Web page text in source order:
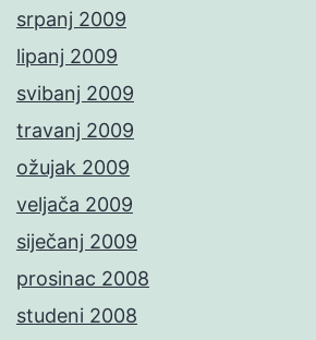
srpanj 2009
lipanj 2009
svibanj 2009
travanj 2009
ožujak 2009
veljača 2009
siječanj 2009
prosinac 2008
studeni 2008